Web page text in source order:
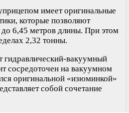
имеет оригинальные
которые позволяют
до 6,45 метров длины. При этом
2,32 тонны.
гидравлический-вакуумный
сосредоточен на вакуумном
оригинальной «изюминкой»
собой сочетание